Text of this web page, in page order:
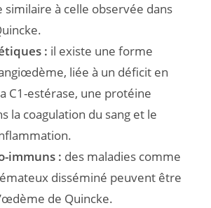
à celle observée dans
: il existe une forme
liée à un déficit en
C1-estérase, une protéine
la coagulation du sang et le
immuns : des maladies comme
disséminé peuvent être
de Quincke.